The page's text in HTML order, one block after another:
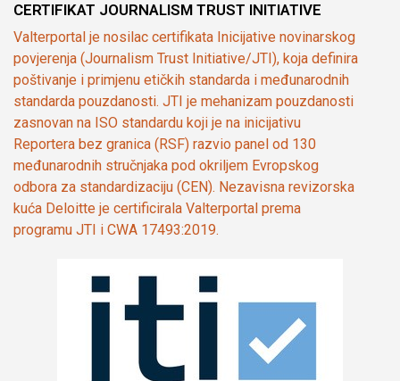
CERTIFIKAT JOURNALISM TRUST INITIATIVE
Valterportal je nosilac certifikata Inicijative novinarskog
povjerenja (Journalism Trust Initiative/JTI), koja definira
poštivanje i primjenu etičkih standarda i međunarodnih
standarda pouzdanosti. JTI je mehanizam pouzdanosti
zasnovan na ISO standardu koji je na inicijativu
Reportera bez granica (RSF) razvio panel od 130
međunarodnih stručnjaka pod okriljem Evropskog
odbora za standardizaciju (CEN). Nezavisna revizorska
kuća Deloitte je certificirala Valterportal prema
programu JTI i CWA 17493:2019.